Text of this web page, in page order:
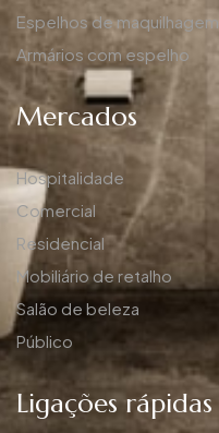
Espelhos de maquilhagem
Armários com espelho
Mercados
Hospitalidade
Comercial
Residencial
Mobiliário de retalho
Salão de beleza
Público
Ligações rápidas